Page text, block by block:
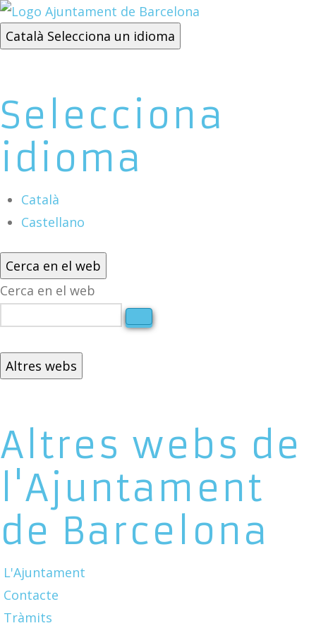
Català Selecciona un idioma
Selecciona
idioma
Català
Castellano
Cerca en el web
Cerca en el web
Altres webs
Altres webs de
l'Ajuntament
de Barcelona
L'Ajuntament
Contacte
Tràmits